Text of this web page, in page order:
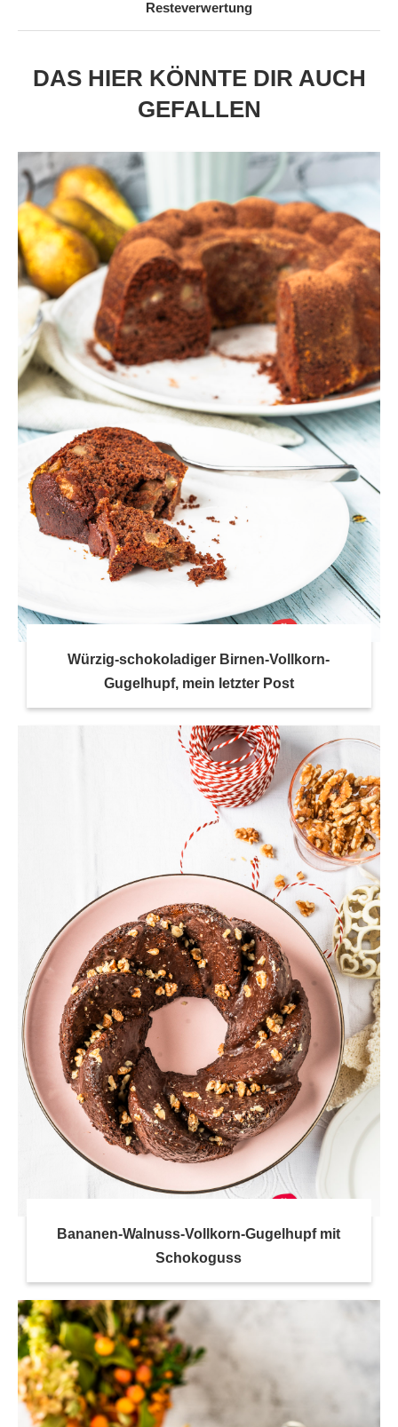
Resteverwertung
DAS HIER KÖNNTE DIR AUCH
GEFALLEN
Würzig-schokoladiger Birnen-Vollkorn-
Gugelhupf, mein letzter Post
Bananen-Walnuss-Vollkorn-Gugelhupf mit
Schokoguss